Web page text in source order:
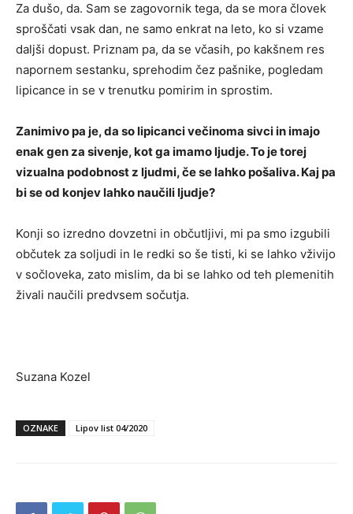
Za dušo, da. Sam se zagovornik tega, da se mora človek
sproščati vsak dan, ne samo enkrat na leto, ko si vzame
daljši dopust. Priznam pa, da se včasih, po kakšnem res
napornem sestanku, sprehodim čez pašnike, pogledam
lipicance in se v trenutku pomirim in sprostim.
Zanimivo pa je, da so lipicanci večinoma sivci in imajo
enak gen za sivenje, kot ga imamo ljudje. To je torej
vizualna podobnost z ljudmi, če se lahko pošaliva. Kaj pa
bi se od konjev lahko naučili ljudje?
Konji so izredno dovzetni in občutljivi, mi pa smo izgubili
občutek za soljudi in le redki so še tisti, ki se lahko vživijo
v sočloveka, zato mislim, da bi se lahko od teh plemenitih
živali naučili predvsem sočutja.
Suzana Kozel
OZNAKE Lipov list 04/2020